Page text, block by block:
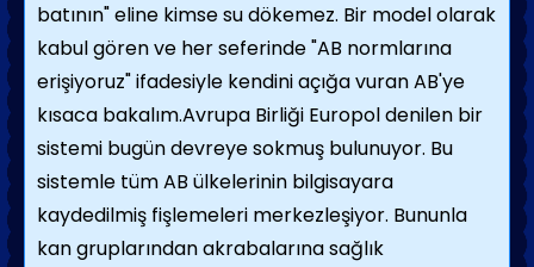
batının" eline kimse su dökemez. Bir model olarak
kabul gören ve her seferinde "AB normlarına
erişiyoruz" ifadesiyle kendini açığa vuran AB'ye
kısaca bakalım.Avrupa Birliği Europol denilen bir
sistemi bugün devreye sokmuş bulunuyor. Bu
sistemle tüm AB ülkelerinin bilgisayara
kaydedilmiş fişlemeleri merkezleşiyor. Bununla
kan gruplarından akrabalarına sağlık